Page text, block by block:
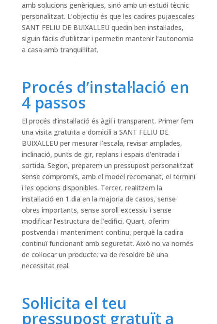
amb solucions genèriques, sinó amb un estudi tècnic
personalitzat. L’objectiu és que les cadires pujaescales
SANT FELIU DE BUIXALLEU quedin ben instal·lades,
siguin fàcils d’utilitzar i permetin mantenir l’autonomia
a casa amb tranquil·litat.
Procés d’instal·lació en
4 passos
El procés d’instal·lació és àgil i transparent. Primer fem
una visita gratuïta a domicili a SANT FELIU DE
BUIXALLEU per mesurar l’escala, revisar amplades,
inclinació, punts de gir, replans i espais d’entrada i
sortida. Segon, preparem un pressupost personalitzat
sense compromís, amb el model recomanat, el termini
i les opcions disponibles. Tercer, realitzem la
instal·lació en 1 dia en la majoria de casos, sense
obres importants, sense soroll excessiu i sense
modificar l’estructura de l’edifici. Quart, oferim
postvenda i manteniment continu, perquè la cadira
continuï funcionant amb seguretat. Això no va només
de col·locar un producte: va de resoldre bé una
necessitat real.
Sol·licita el teu
pressupost gratuït a